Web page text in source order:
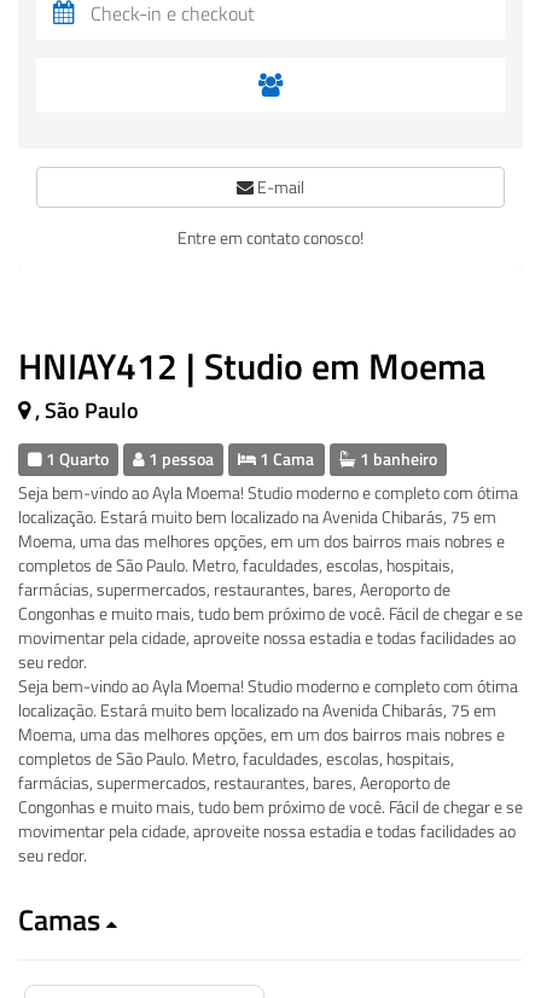
HNIAY412 | Studio em Moema
, São Paulo
1 Quarto 1 pessoa 1 Cama 1 banheiro
Seja bem-vindo ao Ayla Moema! Studio moderno e completo com ótima
localização. Estará muito bem localizado na Avenida Chibarás, 75 em
Moema, uma das melhores opções, em um dos bairros mais nobres e
completos de São Paulo. Metro, faculdades, escolas, hospitais,
farmácias, supermercados, restaurantes, bares, Aeroporto de
Congonhas e muito mais, tudo bem próximo de você. Fácil de chegar e se
movimentar pela cidade, aproveite nossa estadia e todas facilidades ao
seu redor.
Seja bem-vindo ao Ayla Moema! Studio moderno e completo com ótima
localização. Estará muito bem localizado na Avenida Chibarás, 75 em
Moema, uma das melhores opções, em um dos bairros mais nobres e
completos de São Paulo. Metro, faculdades, escolas, hospitais,
farmácias, supermercados, restaurantes, bares, Aeroporto de
Congonhas e muito mais, tudo bem próximo de você. Fácil de chegar e se
movimentar pela cidade, aproveite nossa estadia e todas facilidades ao
seu redor.
Camas
E-mail
Entre em contato conosco!